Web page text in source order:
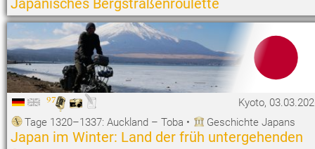
Japanisches Bergstraßenroulette
97
Kyoto,
Tage 1320–1337: Auckland – Toba • Geschichte Japans
Japan im Winter: Land der früh untergehenden